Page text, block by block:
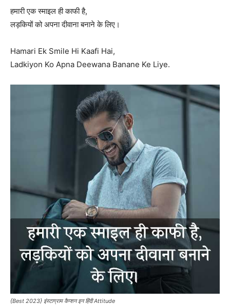
हमारी एक स्माइल ही काफी है,
लड़कियों को अपना दीवाना बनाने के लिए।
Hamari Ek Smile Hi Kaafi Hai,
Ladkiyon Ko Apna Deewana Banane Ke Liye.
{Best 2023} इंस्टाग्राम कैप्शन इन हिंदी Attitude